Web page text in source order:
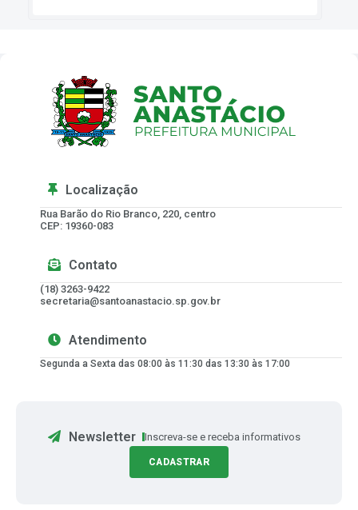
Localização
Rua Barão do Rio Branco, 220, centro
CEP: 19360-083
Contato
(18) 3263-9422
secretaria@santoanastacio.sp.gov.br
Atendimento
Segunda a Sexta das 08:00 às 11:30 das 13:30 às 17:00
Newsletter Inscreva-se e receba informativos
CADASTRAR